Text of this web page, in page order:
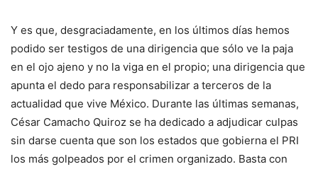
Y es que, desgraciadamente, en los últimos días hemos
podido ser testigos de una dirigencia que sólo ve la paja
en el ojo ajeno y no la viga en el propio; una dirigencia que
apunta el dedo para responsabilizar a terceros de la
actualidad que vive México. Durante las últimas semanas,
César Camacho Quiroz se ha dedicado a adjudicar culpas
sin darse cuenta que son los estados que gobierna el PRI
los más golpeados por el crimen organizado. Basta con